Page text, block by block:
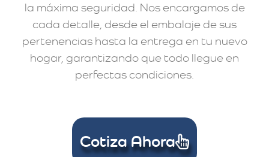
la máxima seguridad. Nos encargamos de
cada detalle, desde el embalaje de sus
pertenencias hasta la entrega en tu nuevo
hogar, garantizando que todo llegue en
perfectas condiciones.
Cotiza Ahora